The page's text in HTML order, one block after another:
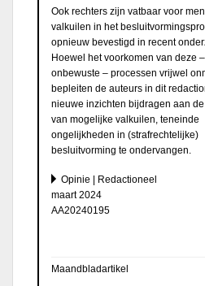
Ook rechters zijn vatbaar voor
valkuilen in het
opnieuw bevestigd in recent
Hoewel het voorkomen van deze
onbewuste – processen vrijwel
bepleiten de auteurs in dit
nieuwe inzichten bijdragen aan
van mogelijke valkuilen, teneinde
ongelijkheden in (strafrechtelijke)
besluitvorming te ondervangen.
Opinie | Redactioneel
maart 2024
AA20240195
Maandbladartikel